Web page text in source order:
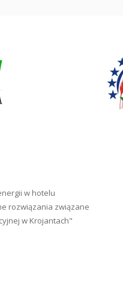
w hotelu
rozwiązania związane
w Krojantach"